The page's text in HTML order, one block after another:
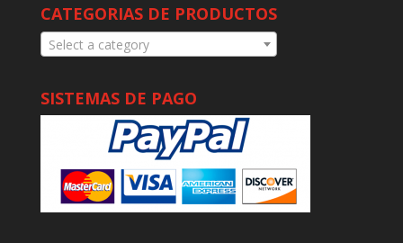
CATEGORIAS DE PRODUCTOS
Select a category
SISTEMAS DE PAGO